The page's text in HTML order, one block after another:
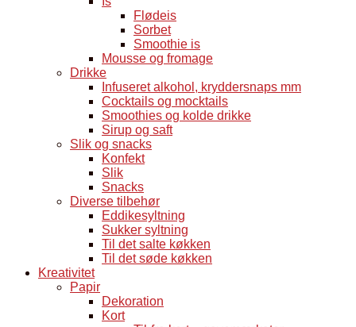
Flødeis
Sorbet
Smoothie is
Mousse og fromage
Drikke
Infuseret alkohol, kryddersnaps mm
Cocktails og mocktails
Smoothies og kolde drikke
Sirup og saft
Slik og snacks
Konfekt
Slik
Snacks
Diverse tilbehør
Eddikesyltning
Sukker syltning
Til det salte køkken
Til det søde køkken
Kreativitet
Papir
Dekoration
Kort